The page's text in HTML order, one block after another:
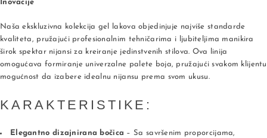
Inovacije
Naša ekskluzivna kolekcija gel lakova objedinjuje najviše standarde
kvaliteta, pružajući profesionalnim tehničarima i ljubiteljima manikira
širok spektar nijansi za kreiranje jedinstvenih stilova. Ova linija
omogućava formiranje univerzalne palete boja, pružajući svakom klijentu
mogućnost da izabere idealnu nijansu prema svom ukusu.
KARAKTERISTIKE:
Elegantno dizajnirana bočica – Sa savršenim proporcijama,